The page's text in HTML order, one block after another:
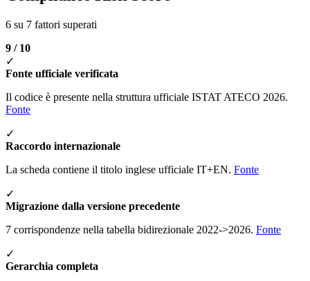
6 su 7 fattori superati
9 / 10
✓
Fonte ufficiale verificata
Il codice è presente nella struttura ufficiale ISTAT ATECO 2026.
Fonte
✓
Raccordo internazionale
La scheda contiene il titolo inglese ufficiale IT+EN. Fonte
✓
Migrazione dalla versione precedente
7 corrispondenze nella tabella bidirezionale 2022->2026. Fonte
✓
Gerarchia completa